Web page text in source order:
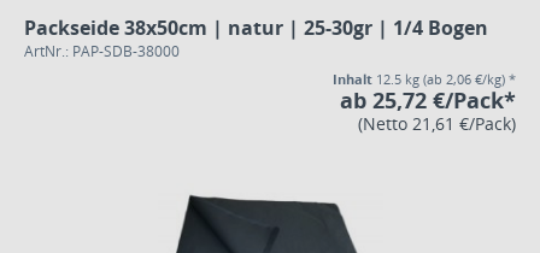
Packseide 38x50cm | natur | 25-30gr | 1/4 Bogen
ArtNr.: PAP-SDB-38000
Inhalt 12.5 kg (ab 2,06 €/kg) *
ab 25,72 €/Pack*
(Netto 21,61 €/Pack)